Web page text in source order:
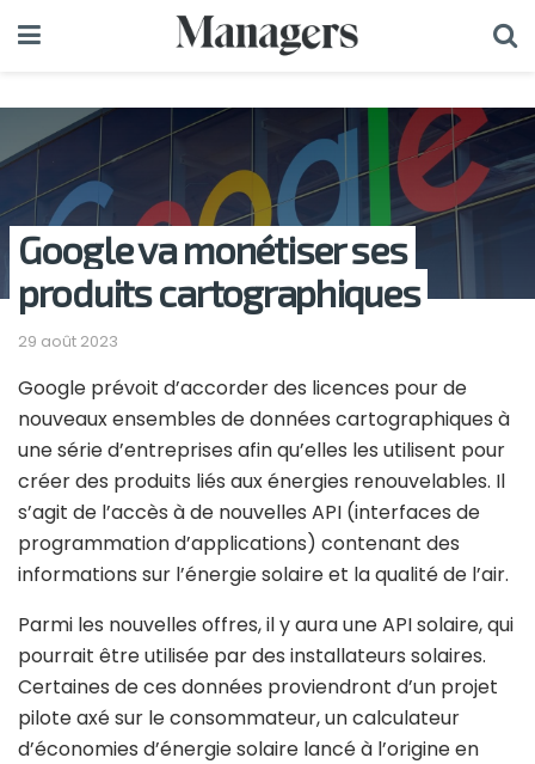
Google va monétiser ses
produits cartographiques
29 août 2023
Google prévoit d’accorder des licences pour de
nouveaux ensembles de données cartographiques à
une série d’entreprises afin qu’elles les utilisent pour
créer des produits liés aux énergies renouvelables. Il
s’agit de l’accès à de nouvelles API (interfaces de
programmation d’applications) contenant des
informations sur l’énergie solaire et la qualité de l’air.
Parmi les nouvelles offres, il y aura une API solaire, qui
pourrait être utilisée par des installateurs solaires.
Certaines de ces données proviendront d’un projet
pilote axé sur le consommateur, un calculateur
d’économies d’énergie solaire lancé à l’origine en